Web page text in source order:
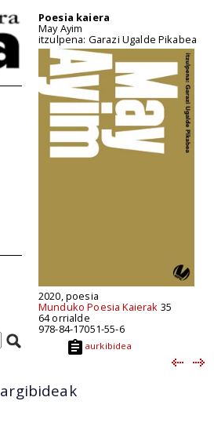
Poesia kaiera
May Ayim
itzulpena: Garazi Ugalde Pikabea
2020, poesia
Munduko Poesia Kaierak 35
64 orrialde
978-84-17051-55-6
aurkibidea
argibideak